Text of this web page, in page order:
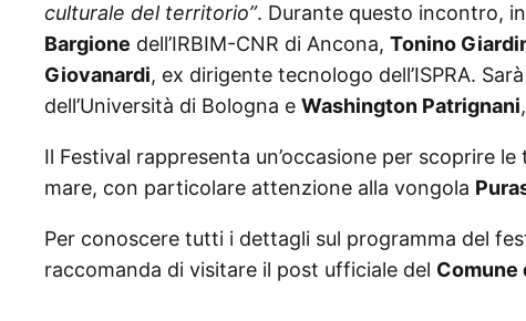
culturale del territorio”. Durante questo incontro,
Bargione dell’IRBIM-CNR di Ancona, Tonino
Giovanardi, ex dirigente tecnologo dell’ISPRA.
dell’Università di Bologna e Washington Patrignani
Il Festival rappresenta un’occasione per scoprire
mare, con particolare attenzione alla vongola
Per conoscere tutti i dettagli sul programma del
raccomanda di visitare il post ufficiale del Comune